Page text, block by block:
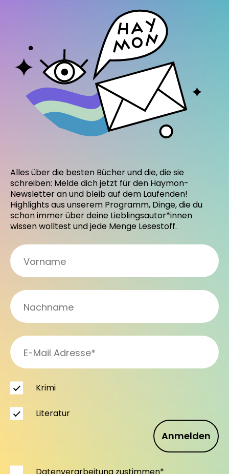
Alles über die besten Bücher und die, die sie
schreiben: Melde dich jetzt für den Haymon-
Newsletter an und bleib auf dem Laufenden!
Highlights aus unserem Programm, Dinge, die du
schon immer über deine Lieblingsautor*innen
wissen wolltest und jede Menge Lesestoff.
Anmelden
Krimi
Literatur